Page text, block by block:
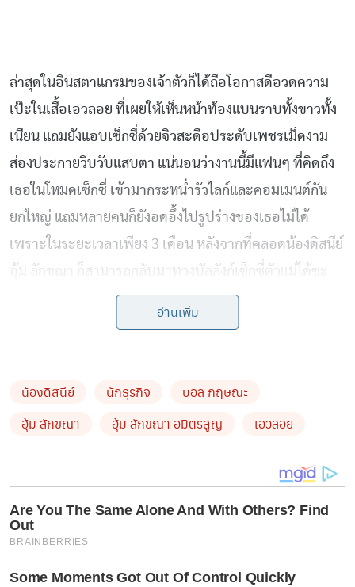
ล่าสุดในอินสตาแกรมของเจ้าตัวก็ได้ถือโอกาสดีอวดความ
เป๊ะในเสื้อเอวลอย ที่เผยให้เห็นหน้าท้องแบนราบทั้งขาวทั้ง
เนียน แถมยังแอบเซ็กซี่ด้วยจิวสะดือประดับเพชรเม็ดงาม
ส่องประกายวิบวับแสบตา แน่นอนว่างานนี้มีแฟนๆ ที่คิดถึง
เธอในโหมดเซ็กซี่ เข้ามากระหน่ำรัวไลก์และคอมเมนต์กัน
ยกใหญ่ แถมหลายคนก็ยังอดอึ้งไปรูปร่างของเธอไม่ได้
เพราะในระยะเวลาเพียง 3 เดือน หลังจากที่คลอดน้องดิสนีย์
อุ้ม ลักขณา ก็สามารถกลับมาทวงบัลลังก์เซ็กซี่ตัวแม่ได้ซะ
อ่านเพิ่ม
น้องดิสนีย์ นักธุรกิจ
บอล กฤษณะ
อุ้ม ลักขณา
อุ้ม ลักขณา อมิตรสูญ เอวลอย
Are You The Same Alone And With Others? Find
Out
BRAINBERRIES
Some Moments Got Out Of Control Quickly